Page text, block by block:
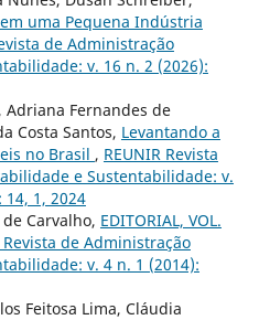
uma Pequena Indústria
de Administração
v. 16 n. 2 (2026):
Adriana Fernandes de
Costa Santos, Levantando a
no Brasil , REUNIR Revista
e Sustentabilidade: v.
14, 1, 2024
Carvalho, EDITORIAL, VOL.
Revista de Administração
v. 4 n. 1 (2014):
Feitosa Lima, Cláudia